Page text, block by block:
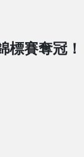
標賽奪冠！